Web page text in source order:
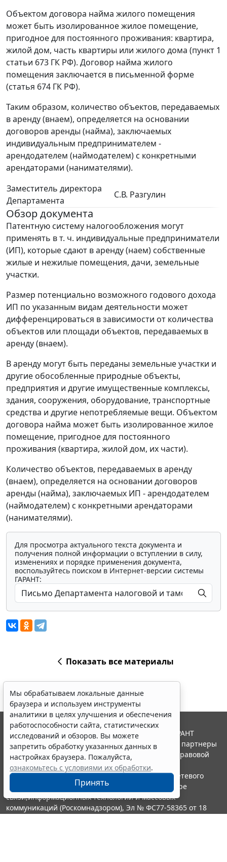
Объектом договора найма жилого помещения
может быть изолированное жилое помещение,
пригодное для постоянного проживания: квартира,
жилой дом, часть квартиры или жилого дома (пункт 1
статьи 673 ГК РФ). Договор найма жилого
помещения заключается в письменной форме
(статья 674 ГК РФ).
Таким образом, количество объектов, передаваемых
в аренду (внаем), определяется на основании
договоров аренды (найма), заключаемых
индивидуальным предпринимателем -
арендодателем (наймодателем) с конкретными
арендаторами (нанимателями).
Заместитель директора
Департамента
С.В. Разгулин
Обзор документа
Патентную систему налогообложения могут
применять в т. ч. индивидуальные предприниматели
(ИП), которые сдают в аренду (наем) собственные
жилые и нежилые помещения, дачи, земельные
участки.
Размер потенциально возможного годового дохода
ИП по указанным видам деятельности может
дифференцироваться в зависимости от количества
объектов или площади объектов, передаваемых в
аренду (внаем).
В аренду могут быть переданы земельные участки и
другие обособленные природные объекты,
предприятия и другие имущественные комплексы,
здания, сооружения, оборудование, транспортные
средства и другие непотребляемые вещи. Объектом
договора найма может быть изолированное жилое
помещение, пригодное для постоянного
проживания (квартира, жилой дом, их части).
Количество объектов, передаваемых в аренду
(внаем), определяется на основании договоров
аренды (найма), заключаемых ИП - арендодателем
(наймодателем) с конкретными арендаторами
(нанимателями).
Для просмотра актуального текста документа и
получения полной информации о вступлении в силу,
изменениях и порядке применения документа,
воспользуйтесь поиском в Интернет-версии системы
ГАРАНТ:
Показать все материалы
Мы обрабатываем локальные данные
браузера и используем инструменты
аналитики в целях улучшения и обеспечения
работоспособности сайта, статистических
исследований и обзоров. Вы можете
запретить обработку указанных данных в
настройках браузера. Пожалуйста,
ознакомьтесь с условиями их обработки.
Принять
© ООО "НПП "ГАРАНТ-СЕРВИС", 2026. Система ГАРАНТ
выпускается с 1990 года. Компания "Гарант" и ее партнеры
являются участниками Российской ассоциации правовой
информации ГАРАНТ.
Портал ГАРАНТ.РУ зарегистрирован в качестве сетевого
издания Федеральной службой по надзору в сфере
связи,информационных технологий и массовых
коммуникаций (Роскомнадзором), Эл № ФС77-58365 от 18